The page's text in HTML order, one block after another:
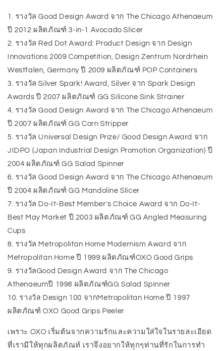
1. รางวัล Good Design Award จาก The Chicago Athenaeum
ปี 2012 ผลิตภัณฑ์ 3-in-1 Avocado Slicer
2. รางวัล Red Dot Award: Product Design จาก Design
Innovations 2009 Competition, Design Zentrum Nordrhein
Westfalen, Germany ปี 2009 ผลิตภัณฑ์ POP Containers
3. รางวัล Silver Spark! Award, Silver จาก Spark Design
Awards ปี 2007 ผลิตภัณฑ์ GG Silicone Sink Strainer
4. รางวัล Good Design Award จาก The Chicago Athenaeum
ปี 2007 ผลิตภัณฑ์ GG Corn Stripper
5. รางวัล Universal Design Prize/ Good Design Award จาก
JIDPO (Japan Industrial Design Promotion Organization) ปี
2004 ผลิตภัณฑ์ GG Salad Spinner
6. รางวัล Good Design Award จาก The Chicago Athenaeum
ปี 2004 ผลิตภัณฑ์ GG Mandoline Slicer
7. รางวัล Do-It-Best Member's Choice Award จาก Do-It-
Best May Market ปี 2003 ผลิตภัณฑ์ GG Angled Measuring
Cups
8. รางวัล Metropolitan Home Modernism Award จาก
Metropolitan Home ปี 1999 ผลิตภัณฑ์OXO Good Grips
9. รางวัลGood Design Award จาก The Chicago
Athenaeumปี 1998 ผลิตภัณฑ์GG Salad Spinner
10. รางวัล Design 100 จากMetropolitan Home ปี 1997
ผลิตภัณฑ์ OXO Good Grips Peeler
เพราะ OXO เริ่มต้นจากความรักและความใส่ใจในรายละเอียด
ที่เรามีให้ทุกผลิตภัณท์ เราจึงอยากให้ทุกๆท่านที่รักในการทำ